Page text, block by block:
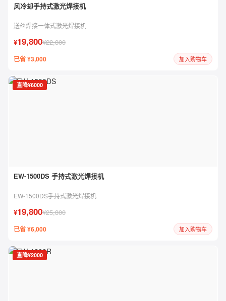
风冷却手持式激光焊接机
送丝焊接一体式激光焊接机
¥19,800¥22,800
已省 ¥3,000 加入购物车
直降¥6000
EW-1500DS 手持式激光焊接机
EW-1500DS手持式激光焊接机
¥19,800¥25,800
已省 ¥6,000 加入购物车
直降¥2000